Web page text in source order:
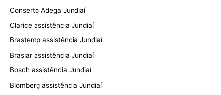
Conserto Adega Jundiaí
Clarice assistência Jundiaí
Brastemp assistência Jundiaí
Braslar assistência Jundiaí
Bosch assistência Jundiaí
Blomberg assistência Jundiaí